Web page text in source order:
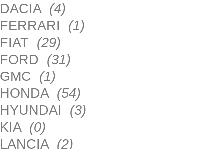
DACIA (4)
FERRARI (1)
FIAT (29)
FORD (31)
GMC (1)
HONDA (54)
HYUNDAI (3)
KIA (0)
LANCIA (2)